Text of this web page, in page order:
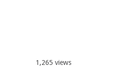
1,265 views